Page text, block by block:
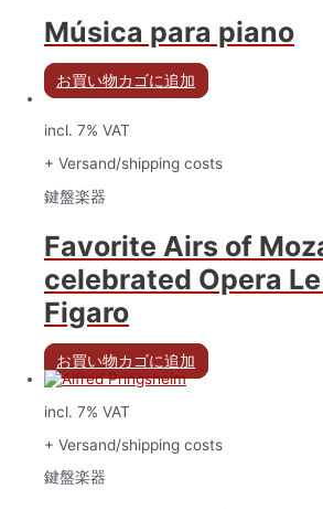
Música para piano
お買い物カゴに追加
incl. 7% VAT
+ Versand/shipping costs
鍵盤楽器
Favorite Airs of
celebrated Opera
Figaro
お買い物カゴに追加
incl. 7% VAT
+ Versand/shipping costs
鍵盤楽器